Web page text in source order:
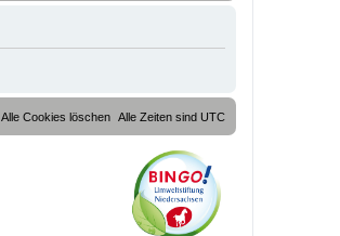
Alle Zeiten sind UTC
Alle Cookies löschen